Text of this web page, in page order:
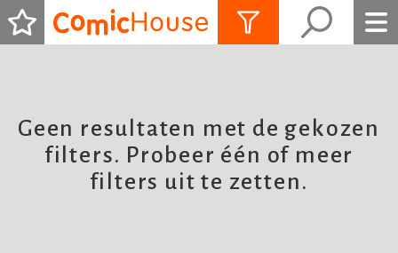
Geen resultaten met de gekozen
filters. Probeer één of meer
filters uit te zetten.